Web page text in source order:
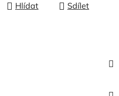
Hlídat Sdílet